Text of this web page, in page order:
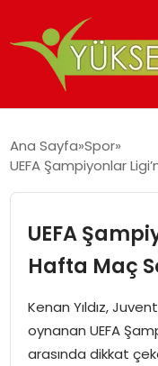
MALIYETLERINI
Ana Sayfa Spor
UEFA Şampiyonlar
UEFA
Hafta Maç
Kenan Yıldız,
oynanan UEFA
arasında dikkat